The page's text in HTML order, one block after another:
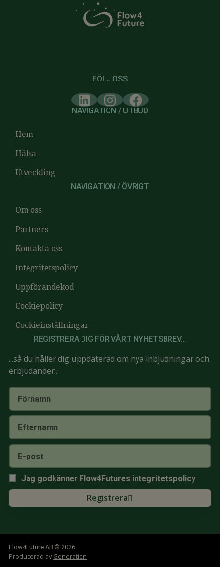
FÖLJ OSS
NAVIGATION / UTBUD
Hem
Hälsa
Utveckling
NAVIGATION / ÖVRIGT
Om oss
Partners
Kontakta oss
Integritetspolicy
Uppförandekod
Cookiepolicy
Cookieinställningar
REGISTRERA DIG FÖR VÅRT NYHETSBREV...
...så du håller dig uppdaterad om nya inbjudningar och
erbjudanden.
Jag godkänner Flow4Futures integritetspolicy
Registrera
Flow4Future AB © 2026
Producerad avGeneration